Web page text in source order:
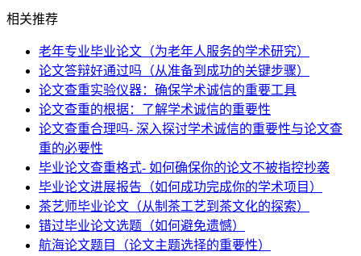
相关推荐
老年专业毕业论文（为老年人服务的学术研究）
论文答辩好通过吗（从准备到成功的关键步骤）
论文查重实验仪器：确保学术诚信的重要工具
论文查重的根据：了解学术诚信的重要性
论文查重合理吗- 深入探讨学术诚信的重要性与论文查
重的必要性
毕业论文查重格式- 如何确保你的论文不被指控抄袭
毕业论文进展报告（如何成功完成你的学术项目）
茶艺师毕业论文（从制茶工艺到茶文化的探索）
错过毕业论文选题（如何避免遗憾）
航海论文题目（论文主题选择的重要性）